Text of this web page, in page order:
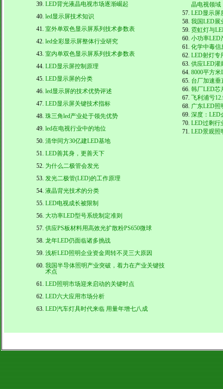
LED背光液晶电视市场逐渐崛起
led显示屏技术知识
室外单双色显示屏系列技术参数表
led全彩显示屏整体行业研究
室内单双色显示屏系列技术参数表
LED显示屏控制原理
LED显示屏的分类
led显示屏的技术优势评述
LED显示屏关键技术指标
珠三角led产业处于领先优势
led在电视行业中的地位
清华同方30亿建LED基地
LED善其身，更善天下
为什么二极管会发光
发光二极管(LED)的工作原理
液晶背光技术的分类
LED电视成长被限制
大功率LED型号系统制定准则
供应PS板材料用高效光扩散粉PS650微球
龙年LED仍面临诸多挑战
浅析LED照明企业资金周转不灵三大原因
我国半导体照明产业突破，着力在产业关键技
术点
LED照明市场迎来启动的关键时点
LED六大应用市场分析
LED汽车灯具时代来临 用量年增七八成
晶电视领域
LED显示屏
我国LED展
霓虹灯与
小功率LED
化学中毒信
LED射灯专
供应LED灌
8000平方
台厂加速垂
韩厂LED芯
飞利浦亏
广东LED照
深度：LED
LED过剩行
LED景观照